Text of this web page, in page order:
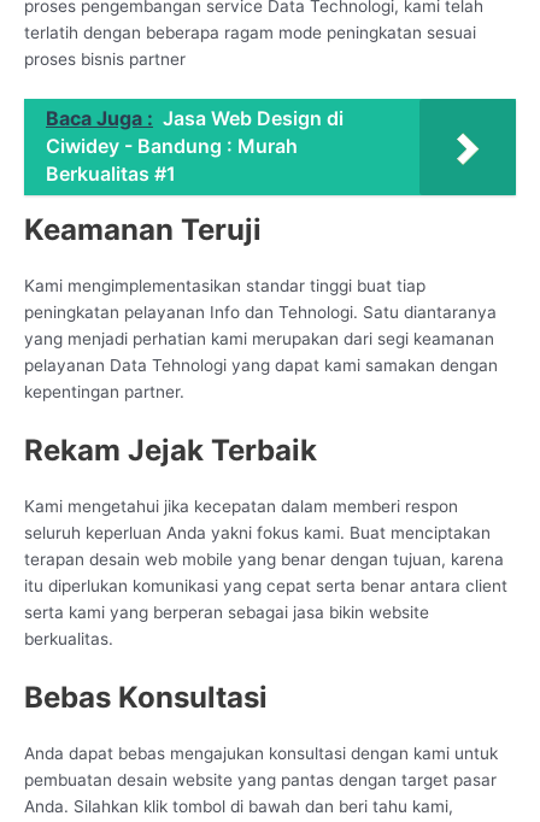
proses pengembangan service Data Technologi, kami telah
terlatih dengan beberapa ragam mode peningkatan sesuai
proses bisnis partner
Baca Juga : Jasa Web Design di
Ciwidey - Bandung : Murah
Berkualitas #1
Keamanan Teruji
Kami mengimplementasikan standar tinggi buat tiap
peningkatan pelayanan Info dan Tehnologi. Satu diantaranya
yang menjadi perhatian kami merupakan dari segi keamanan
pelayanan Data Tehnologi yang dapat kami samakan dengan
kepentingan partner.
Rekam Jejak Terbaik
Kami mengetahui jika kecepatan dalam memberi respon
seluruh keperluan Anda yakni fokus kami. Buat menciptakan
terapan desain web mobile yang benar dengan tujuan, karena
itu diperlukan komunikasi yang cepat serta benar antara client
serta kami yang berperan sebagai jasa bikin website
berkualitas.
Bebas Konsultasi
Anda dapat bebas mengajukan konsultasi dengan kami untuk
pembuatan desain website yang pantas dengan target pasar
Anda. Silahkan klik tombol di bawah dan beri tahu kami,